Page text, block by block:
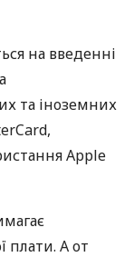
на введенні
та іноземних
Apple
плати. А от